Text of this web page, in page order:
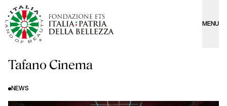
MENU
Tafano Cinema
NEWS